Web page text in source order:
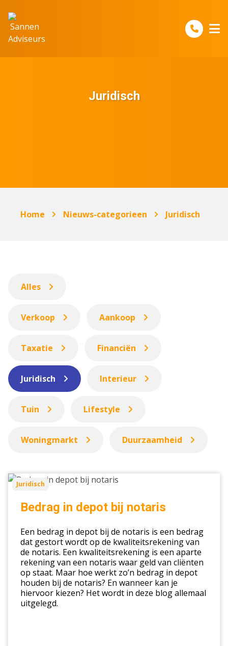
Juridisch
Home Nieuws-categorieen Juridisch
Alles
Verkoop Aankoop
Taxatie Financiën
Juridisch Interieur
Tuin Lifestyle
Woningmarkt Duurzaamheid
Bedrag
depot
notaris
Juridisch
Bedrag in depot bij notaris
Een bedrag in depot bij de notaris is een bedrag
dat gestort wordt op de kwaliteitsrekening van
de notaris. Een kwaliteitsrekening is een aparte
rekening van een notaris waar geld van cliënten
op staat. Maar hoe werkt zo’n bedrag in depot
houden bij de notaris? En wanneer kan je
hiervoor kiezen? Het wordt in deze blog allemaal
uitgelegd.